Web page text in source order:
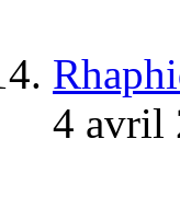
4 avril